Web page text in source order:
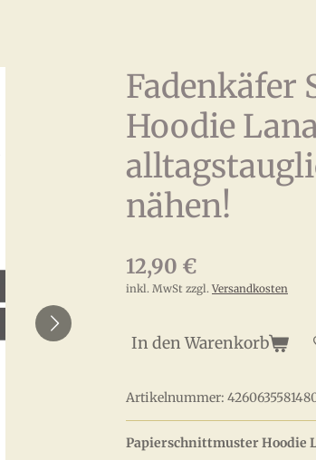
Fadenkäfer
Hoodie
nähen!
12,90 €
inkl. MwSt zzgl. Versandkosten
In den Warenkorb
Artikelnummer:
Papierschnittmuster Hoodie